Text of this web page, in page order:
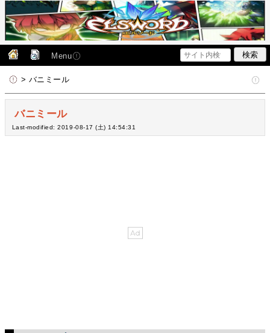
Menu
> バニミール
バニミール
Last-modified: 2019-08-17 (土) 14:54:31